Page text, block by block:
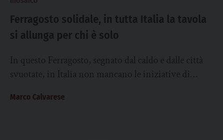
Ferragosto solidale, in tutta Italia la tavola
si allunga per chi è solo
In questo Ferragosto, segnato dal caldo e dalle città
svuotate, in Italia non mancano le iniziative di
Marco Calvarese